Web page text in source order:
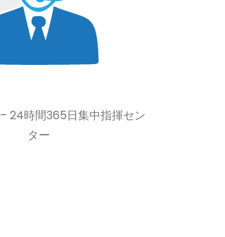
24時間365日集中指揮セン
ター